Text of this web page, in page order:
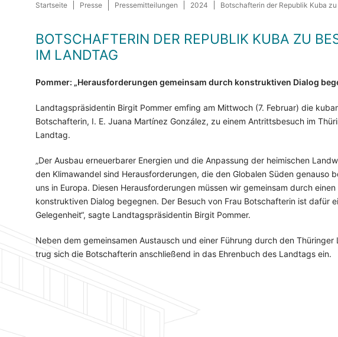
Startseite Presse Pressemitteilungen 2024 Botschafterin der Republik Kuba
BOTSCHAFTERIN DER REPUBLIK KUBA ZU
IM LANDTAG
Pommer: „Herausforderungen gemeinsam durch konstruktiven Dialog
Landtagspräsidentin Birgit Pommer emfing am Mittwoch (7. Februar) die
Botschafterin, I. E. Juana Martínez González, zu einem Antrittsbesuch im
Landtag.
„Der Ausbau erneuerbarer Energien und die Anpassung der heimischen
den Klimawandel sind Herausforderungen, die den Globalen Süden genauso
uns in Europa. Diesen Herausforderungen müssen wir gemeinsam durch einen
konstruktiven Dialog begegnen. Der Besuch von Frau Botschafterin ist dafür
Gelegenheit“, sagte Landtagspräsidentin Birgit Pommer.
Neben dem gemeinsamen Austausch und einer Führung durch den Thüringer
trug sich die Botschafterin anschließend in das Ehrenbuch des Landtags ein.